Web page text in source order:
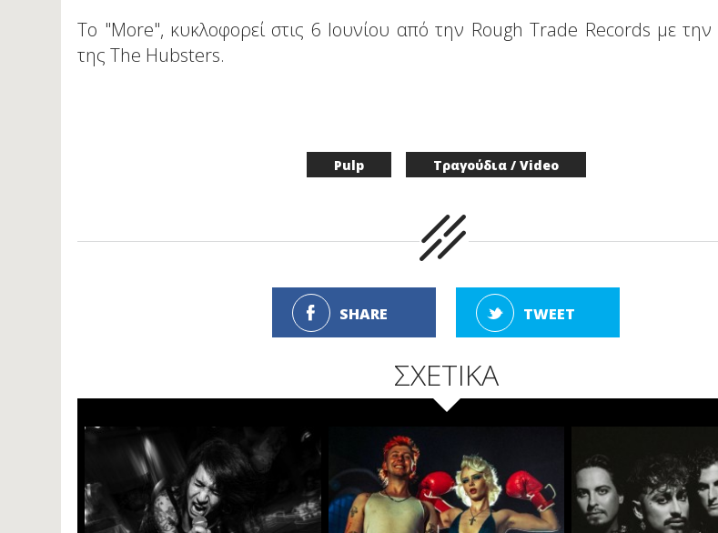
Το "More", κυκλοφορεί στις 6 Ιουνίου από την Rough Trade Records με την
της The Hubsters.
Pulp Τραγούδια / Video
SHARE TWEET
ΣΧΕΤΙΚΑ